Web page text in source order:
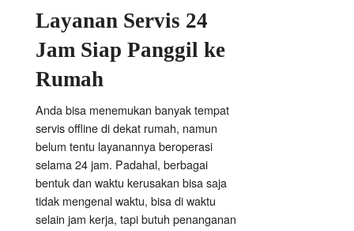
Layanan Servis 24
Jam Siap Panggil ke
Rumah
Anda bisa menemukan banyak tempat
servis offline di dekat rumah, namun
belum tentu layanannya beroperasi
selama 24 jam. Padahal, berbagai
bentuk dan waktu kerusakan bisa saja
tidak mengenal waktu, bisa di waktu
selain jam kerja, tapi butuh penanganan